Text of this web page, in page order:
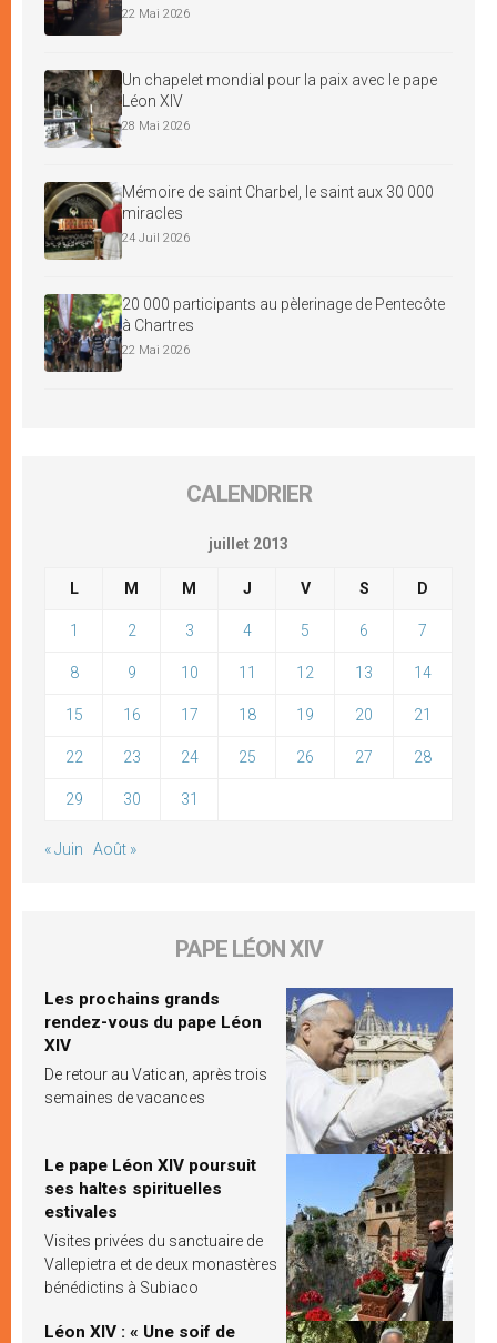
22 Mai 2026
Un chapelet mondial pour la paix avec le pape
Léon XIV
28 Mai 2026
Mémoire de saint Charbel, le saint aux 30 000
miracles
24 Juil 2026
20 000 participants au pèlerinage de Pentecôte
à Chartres
22 Mai 2026
CALENDRIER
juillet 2013
L M M J V S D
1 2 3 4 5 6 7
8 9 10 11 12 13 14
15 16 17 18 19 20 21
22 23 24 25 26 27 28
29 30 31
« Juin Août »
PAPE LÉON XIV
Les prochains grands
rendez-vous du pape Léon
XIV
De retour au Vatican, après trois
semaines de vacances
Le pape Léon XIV poursuit
ses haltes spirituelles
estivales
Visites privées du sanctuaire de
Vallepietra et de deux monastères
bénédictins à Subiaco
Léon XIV : « Une soif de